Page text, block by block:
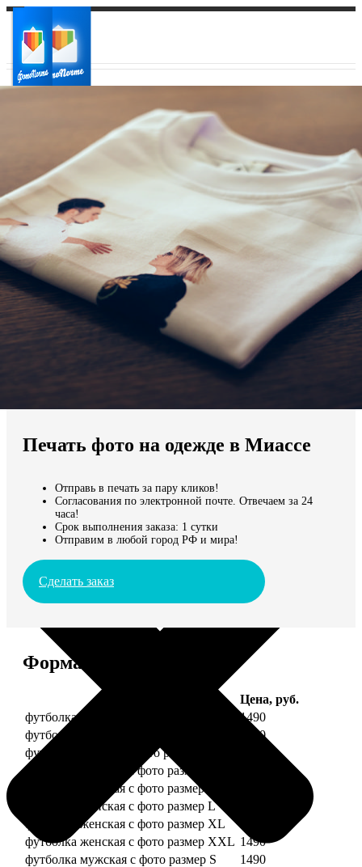
Ваш регион доставки
Выберите из списка:
Мы доставляем по всему миру
Продолжить без города
Печать фото на одежде в Миассе
Отправь в печать за пару кликов!
Согласования по электронной почте. Отвечаем за 24
часа!
Срок выполнения заказа: 1 сутки
Отправим в любой город РФ и мира!
Сделать заказ
Форматы и цены
Цена, руб.
футболка детская с фото рост 118 см
1490
футболка детская с фото рост 128 см
1490
футболка детская с фото рост 134 см
футболка женская с фото размер S
футболка женская с фото размер M
футболка женская с фото размер L
футболка женская с фото размер XL
футболка женская с фото размер XXL 1490
футболка мужская с фото размер S
1490